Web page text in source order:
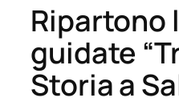
Ripartono
guidate
Storia a